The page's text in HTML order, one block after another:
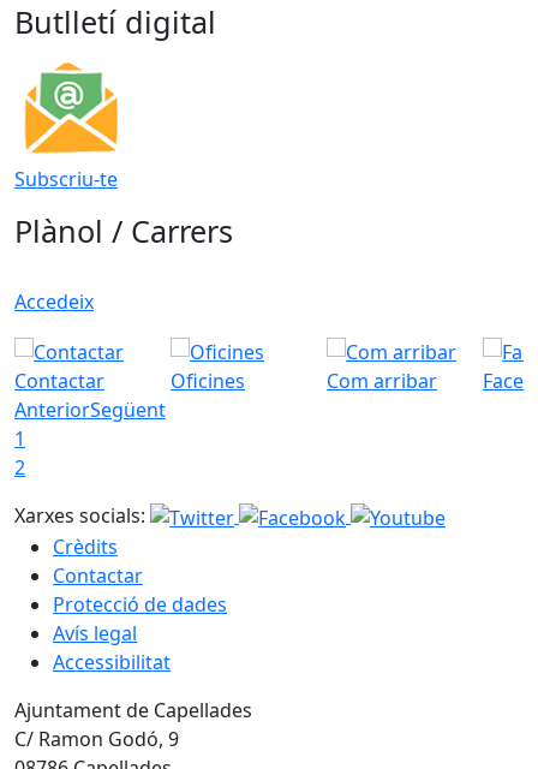
Butlletí digital
Subscriu-te
Plànol / Carrers
Accedeix
Contactar Oficines Com arribar
AnteriorSegüent
1
2
Xarxes socials:
Crèdits
Contactar
Protecció de dades
Avís legal
Accessibilitat
Ajuntament de Capellades
C/ Ramon Godó, 9